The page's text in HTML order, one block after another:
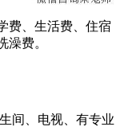
费、生活费、住宿
澡费。
间、电视、有专业